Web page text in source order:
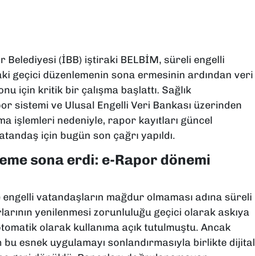
Belediyesi (İBB) iştiraki BELBİM, süreli engelli
geçici düzenlemenin sona ermesinin ardından veri
için kritik bir çalışma başlattı. Sağlık
sistemi ve Ulusal Engelli Veri Bankası üzerinden
işlemleri nedeniyle, rapor kayıtları güncel
için bugün son çağrı yapıldı.
sona erdi: e-Rapor dönemi
vatandaşların mağdur olmaması adına süreli
yenilenmesi zorunluluğu geçici olarak askıya
olarak kullanıma açık tutulmuştu. Ancak
bu esnek uygulamayı sonlandırmasıyla birlikte dijital